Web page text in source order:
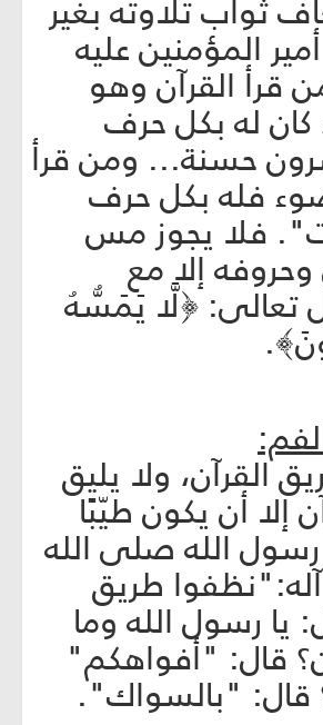
ثواب تلاوته بغير
المؤمنين عليه
قرأ القرآن وهو
له بكل حرف
حسنة... ومن قرأ
فله بكل حرف
فلا يجوز مس
وحروفه إلا مع
تعالى: ﴿لَّا يَمَسُّهُ
القرآن، ولا يليق
إلا أن يكون طيّبًا
رسول الله صلى الله
طريق
يا رسول الله وما
قال: "أفواهكم"
قال: "بالسواك".